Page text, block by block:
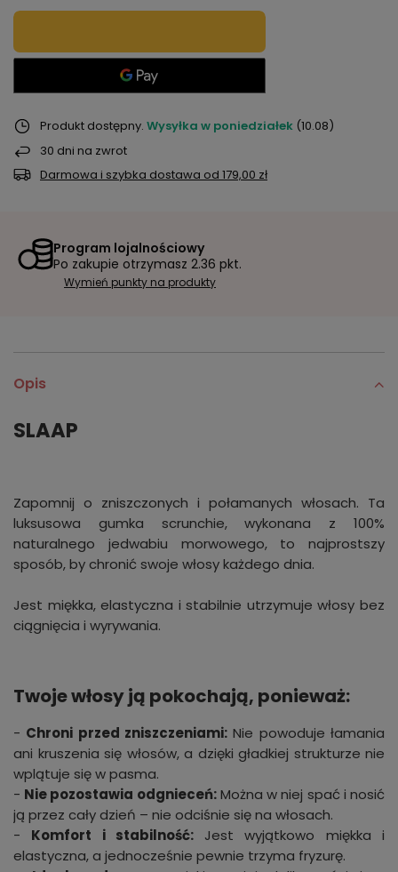
Produkt dostępny Wysyłka w poniedziałek (10.08)
30 dni na zwrot
Darmowa i szybka dostawa od 179,00 zł
Program lojalnościowy
Po zakupie otrzymasz 2.36 pkt.
Wymień punkty na produkty
Opis
SLAAP
Zapomnij o zniszczonych i połamanych włosach. Ta
luksusowa gumka scrunchie, wykonana z 100%
naturalnego jedwabiu morwowego, to najprostszy
sposób, by chronić swoje włosy każdego dnia.
Jest miękka, elastyczna i stabilnie utrzymuje włosy bez
ciągnięcia i wyrywania.
Twoje włosy ją pokochają, ponieważ:
- Chroni przed zniszczeniami: Nie powoduje łamania
ani kruszenia się włosów, a dzięki gładkiej strukturze nie
wplątuje się w pasma.
- Nie pozostawia odgnieceń:Można w niej spać i nosić
ją przez cały dzień – nie odciśnie się na włosach.
- Komfort i stabilność:Jest wyjątkowo miękka i
elastyczna, a jednocześnie pewnie trzyma fryzurę.